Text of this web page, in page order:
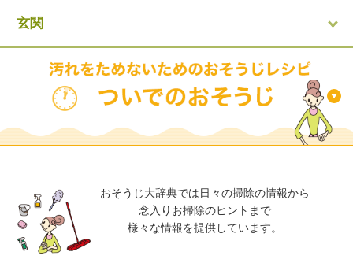
玄関
おそうじ大辞典では日々の掃除の情報から
念入りお掃除のヒントまで
様々な情報を提供しています。